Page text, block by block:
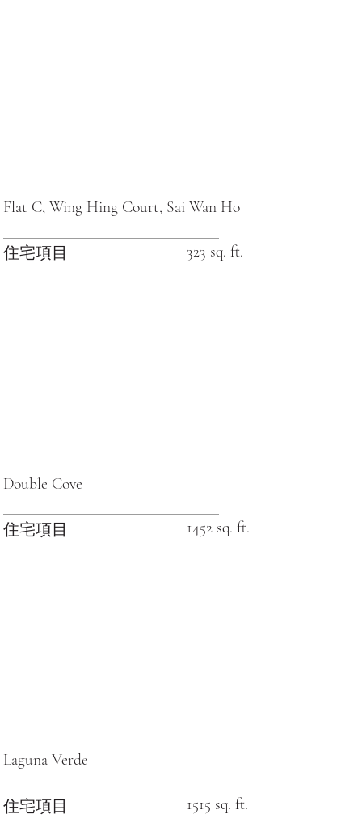
Flat C, Wing Hing Court, Sai Wan Ho
住宅項目 323 sq. ft.
Double Cove
住宅項目 1452 sq. ft.
Laguna Verde
住宅項目 1515 sq. ft.